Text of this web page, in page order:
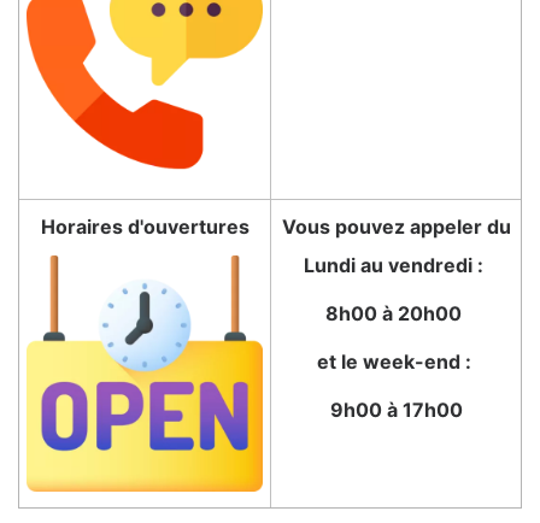
Horaires d'ouvertures
Vous pouvez appeler du
Lundi au vendredi :
8h00 à 20h00
et le week-end :
9h00 à 17h00